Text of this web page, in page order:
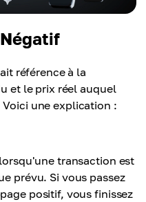
référence à la
et le prix réel auquel
une explication :
transaction est
prévu. Si vous passez
positif, vous finissez